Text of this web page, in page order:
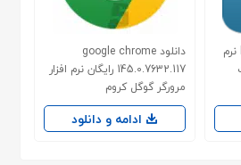
دانلود hwinfo 8.42.5930 نرم
دانلود google chrome
145.0.7632.117 رایگان نرم افزار
مرورگر گوگل کروم
ادامه و دانلود